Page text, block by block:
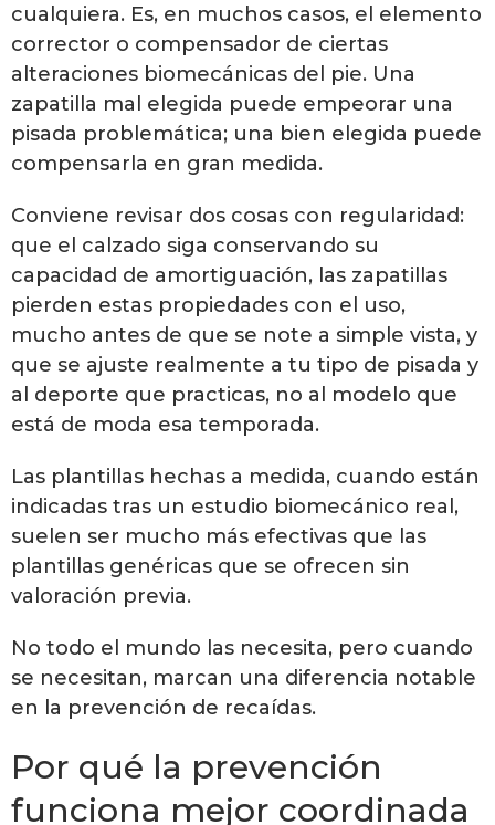
cualquiera. Es, en muchos casos, el elemento
corrector o compensador de ciertas
alteraciones biomecánicas del pie. Una
zapatilla mal elegida puede empeorar una
pisada problemática; una bien elegida puede
compensarla en gran medida.
Conviene revisar dos cosas con regularidad:
que el calzado siga conservando su
capacidad de amortiguación, las zapatillas
pierden estas propiedades con el uso,
mucho antes de que se note a simple vista, y
que se ajuste realmente a tu tipo de pisada y
al deporte que practicas, no al modelo que
está de moda esa temporada.
Las plantillas hechas a medida, cuando están
indicadas tras un estudio biomecánico real,
suelen ser mucho más efectivas que las
plantillas genéricas que se ofrecen sin
valoración previa.
No todo el mundo las necesita, pero cuando
se necesitan, marcan una diferencia notable
en la prevención de recaídas.
Por qué la prevención
funciona mejor coordinada